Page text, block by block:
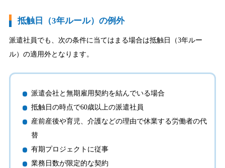
抵触日（3年ルール）の例外
派遣社員でも、次の条件に当てはまる場合は抵触日（3年ルー
ル）の適用外となります。
派遣会社と無期雇用契約を結んでいる場合
抵触日の時点で60歳以上の派遣社員
産前産後や育児、介護などの理由で休業する労働者の代
替
有期プロジェクトに従事
業務日数が限定的な契約